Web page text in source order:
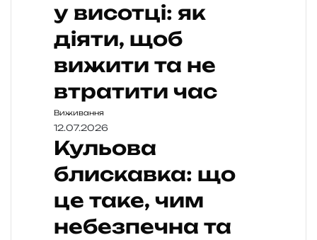
у висотці: як
діяти, щоб
вижити та не
втратити час
Виживання
12.07.2026
Кульова
блискавка: що
це таке, чим
небезпечна та